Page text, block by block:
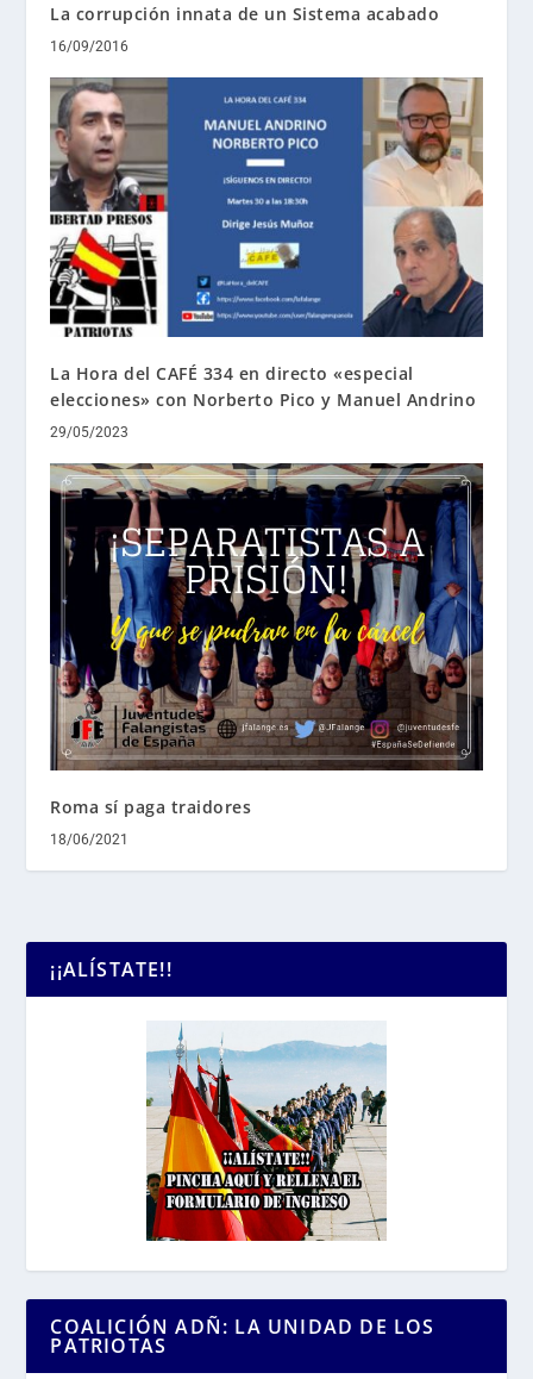
La corrupción innata de un Sistema acabado
16/09/2016
La Hora del CAFÉ 334 en directo «especial
elecciones» con Norberto Pico y Manuel Andrino
29/05/2023
Roma sí paga traidores
18/06/2021
¡¡ALÍSTATE!!
COALICIÓN ADÑ: LA UNIDAD DE LOS
PATRIOTAS